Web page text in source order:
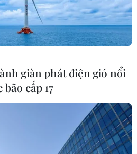
MỤC
- bước tiến
sửa gene
giàn phát điện gió nổi
cấp 17